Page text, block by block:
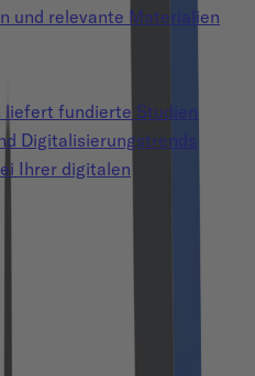
und relevante Materialien
liefert fundierte Studien
Digitalisierungstrends
Ihrer digitalen